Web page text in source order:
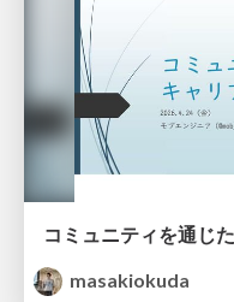
masakiokuda